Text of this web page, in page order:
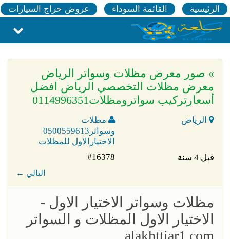
الرئيسية القائمة السوداء عروض حراج السيارات
» صور معرض مظلات وسواتر الرياض
معرض مظلات التخصصي الرياض افضل
أسعارتركيب سواترومظلات0114996351
الرياض
مظلات
وسواتر0500559613
الاختيارالاول للمظلات
قبل 4 سنة
#16378
← التالي
مظلات وسواتر الاختيار الاول -
الاختيار الاول المظلات و السواتر
alakhttiar1.com